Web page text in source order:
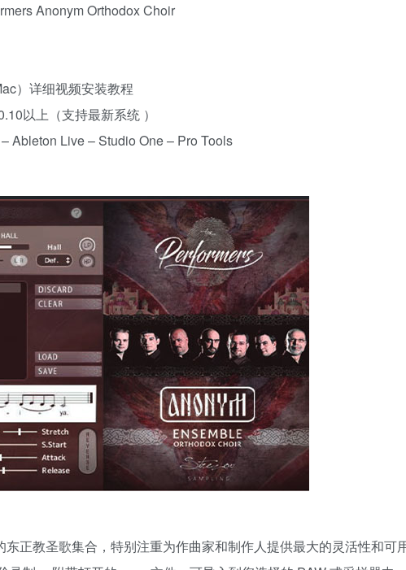
Anonym Orthodox Choir
）详细视频安装教程
以上（支持最新系统 ）
Ableton Live – Studio One – Pro Tools
正教圣歌集合，特别注重为作曲家和制作人提供最大的灵活性和可